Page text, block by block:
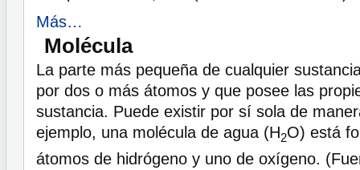
Más…
Molécula
La parte más pequeña de cualquier
por dos o más átomos y que posee las
sustancia. Puede existir por sí sola de
ejemplo, una molécula de agua (H2O) está
átomos de hidrógeno y uno de oxígeno.